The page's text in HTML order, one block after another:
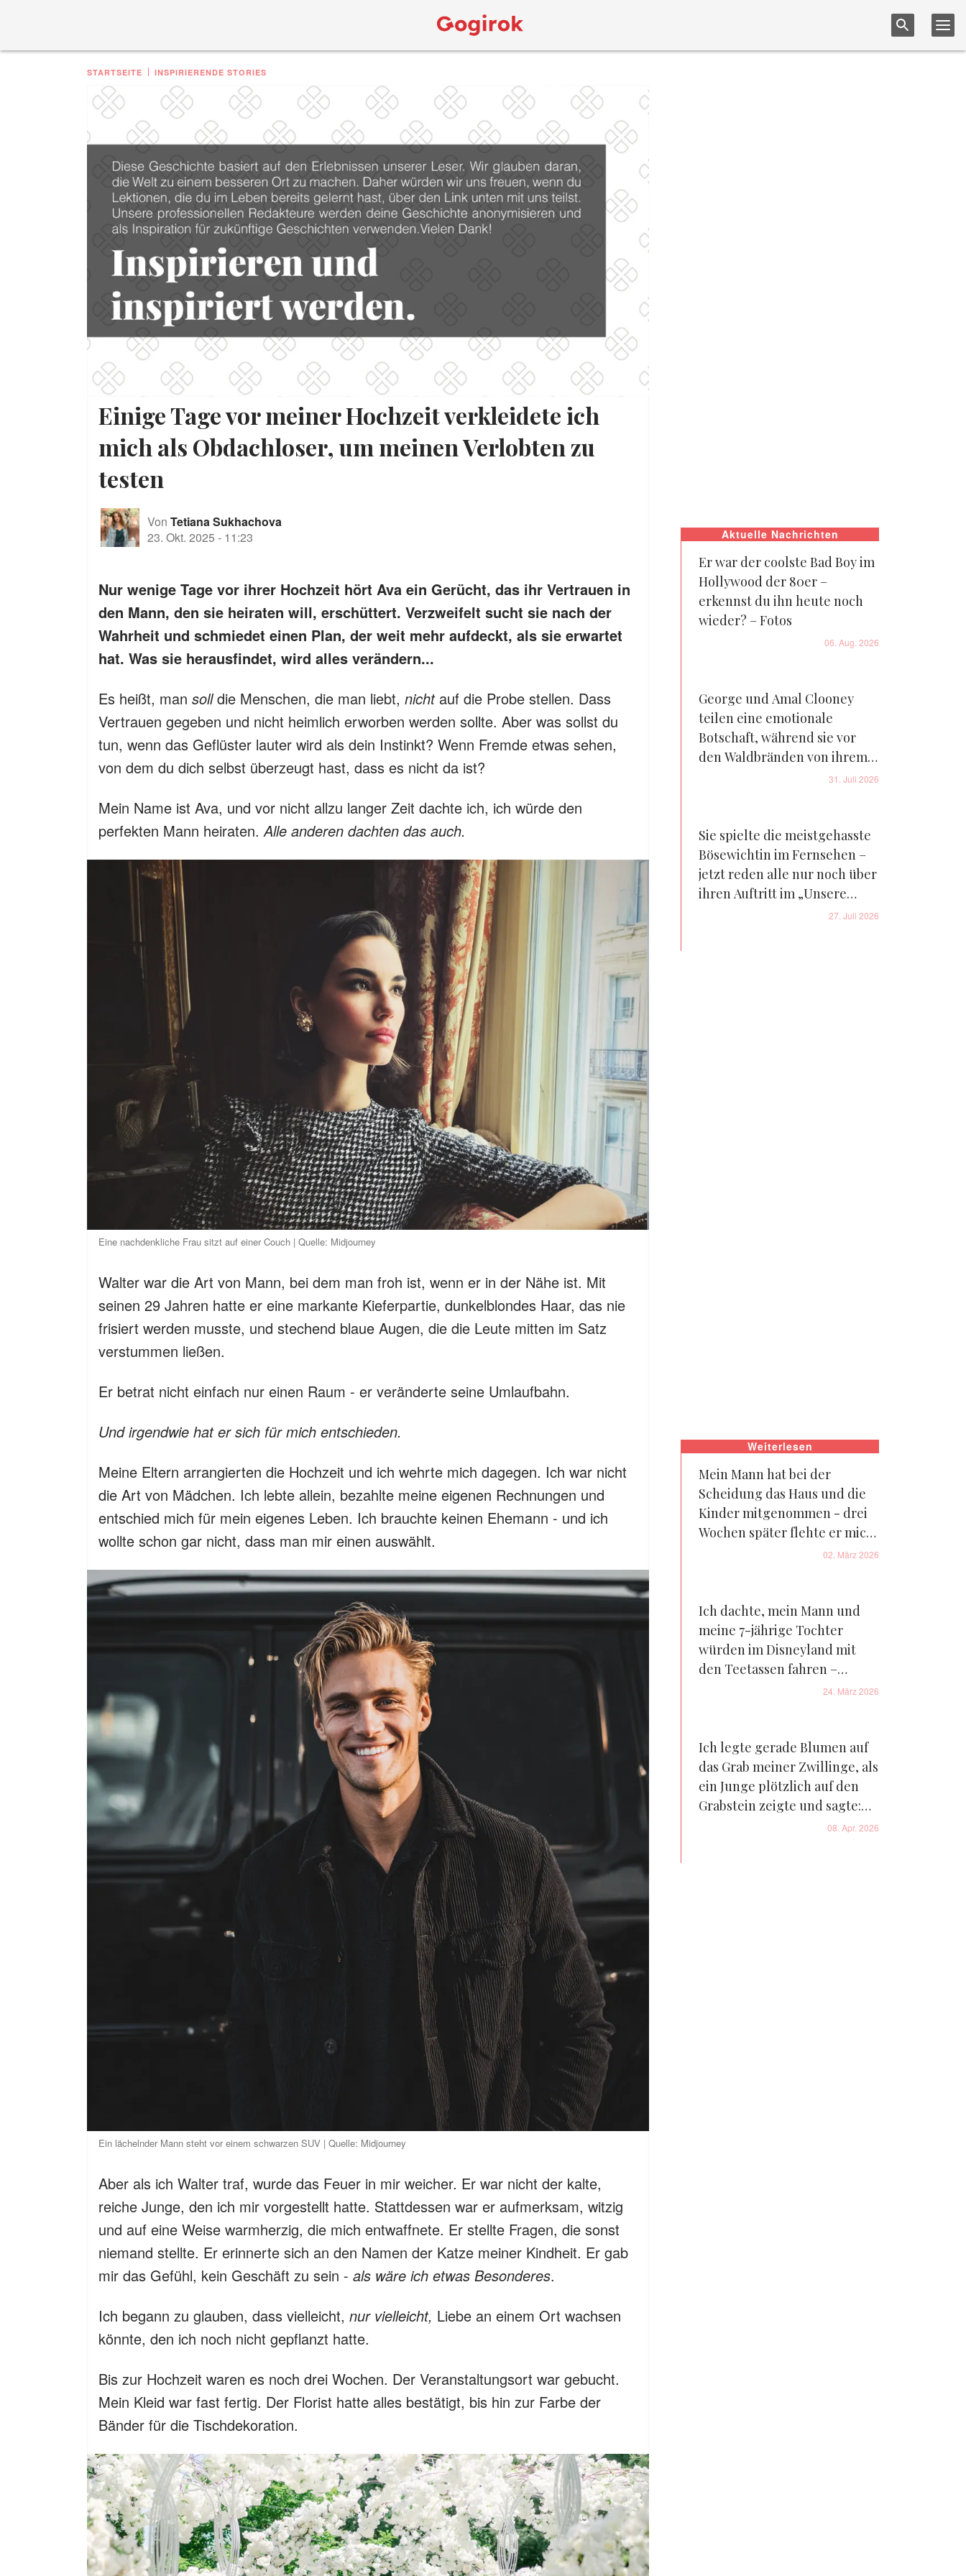
STARTSEITE INSPIRIERENDE STORIES
Einige Tage vor meiner Hochzeit verkleidete ich
mich als Obdachloser, um meinen Verlobten zu
testen
Von Tetiana Sukhachova
23. Okt. 2025 - 11:23
Nur wenige Tage vor ihrer Hochzeit hört Ava ein Gerücht, das ihr Vertrauen in
den Mann, den sie heiraten will, erschüttert. Verzweifelt sucht sie nach der
Wahrheit und schmiedet einen Plan, der weit mehr aufdeckt, als sie erwartet
hat. Was sie herausfindet, wird alles verändern...
Es heißt, man solldie Menschen, die man liebt, nichtauf die Probe stellen. Dass
Vertrauen gegeben und nicht heimlich erworben werden sollte. Aber was sollst du
tun, wenn das Geflüster lauter wird als dein Instinkt? Wenn Fremde etwas sehen,
von dem du dich selbst überzeugt hast, dass es nicht da ist?
Mein Name ist Ava, und vor nicht allzu langer Zeit dachte ich, ich würde den
perfekten Mann heiraten.Alle anderen dachten das auch.
Eine nachdenkliche Frau sitzt auf einer Couch | Quelle: Midjourney
Walter war die Art von Mann, bei dem man froh ist, wenn er in der Nähe ist. Mit
seinen 29 Jahren hatte er eine markante Kieferpartie, dunkelblondes Haar, das nie
frisiert werden musste, und stechend blaue Augen, die die Leute mitten im Satz
verstummen ließen.
Er betrat nicht einfach nur einen Raum - er veränderte seine Umlaufbahn.
Und irgendwie hat er sich für mich entschieden.
Meine Eltern arrangierten die Hochzeit und ich wehrte mich dagegen. Ich war nicht
die Art von Mädchen. Ich lebte allein, bezahlte meine eigenen Rechnungen und
entschied mich für mein eigenes Leben. Ich brauchte keinen Ehemann - und ich
wollte schon gar nicht, dass man mir einen auswählt.
Ein lächelnder Mann steht vor einem schwarzen SUV | Quelle: Midjourney
Aber als ich Walter traf, wurde das Feuer in mir weicher. Er war nicht der kalte,
reiche Junge, den ich mir vorgestellt hatte. Stattdessen war er aufmerksam, witzig
und auf eine Weise warmherzig, die mich entwaffnete. Er stellte Fragen, die sonst
niemand stellte. Er erinnerte sich an den Namen der Katze meiner Kindheit. Er gab
mir das Gefühl, kein Geschäft zu sein - als wäre ich etwas Besonderes.
Ich begann zu glauben, dass vielleicht, nur vielleicht, Liebe an einem Ort wachsen
könnte, den ich noch nicht gepflanzt hatte.
Bis zur Hochzeit waren es noch drei Wochen. Der Veranstaltungsort war gebucht.
Mein Kleid war fast fertig. Der Florist hatte alles bestätigt, bis hin zur Farbe der
Bänder für die Tischdekoration.
Aktuelle Nachrichten
Er war der coolste Bad Boy im
Hollywood der 80er –
erkennst du ihn heute noch
wieder? – Fotos
06. Aug. 2026
George und Amal Clooney
teilen eine emotionale
Botschaft, während sie vor
den Waldbränden von ihrem
Bauernhof in Frankreich31. Juli 2026
Sie spielte die meistgehasste
Bösewichtin im Fernsehen –
jetzt reden alle nur noch über
ihren Auftritt im „Unsere
kleine Farm“-Reboot – Fotos
27. Juli 2026
Weiterlesen
Mein Mann hat bei der
Scheidung das Haus und die
Kinder mitgenommen - drei
Wochen später flehte er mich
an, zurückzukommen02. März 2026
Ich dachte, mein Mann und
meine 7-jährige Tochter
würden im Disneyland mit
den Teetassen fahren –
stattdessen sah ich, wie er
24. März 2026
Ich legte gerade Blumen auf
das Grab meiner Zwillinge, als
ein Junge plötzlich auf den
Grabstein zeigte und sagte:
„Mama, diese Mädchen sind in
08. Apr. 2026